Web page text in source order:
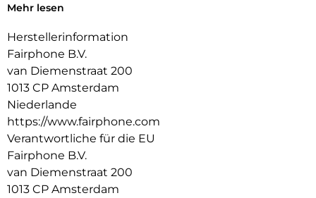
Hinweis: Nur für das Fairphone 5. Nicht mit älteren Modellen
Mehr lesen
Herstellerinformation
Fairphone B.V.
van Diemenstraat 200
1013 CP Amsterdam
Niederlande
https://www.fairphone.com
Verantwortliche für die EU
Fairphone B.V.
van Diemenstraat 200
1013 CP Amsterdam